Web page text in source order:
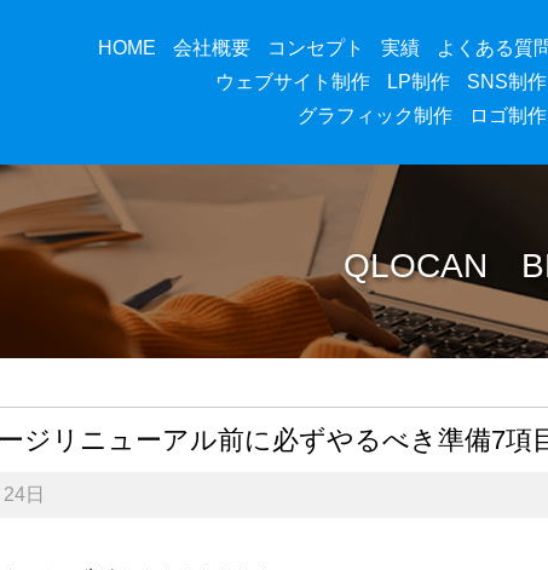
HOME 会社概要 コンセプト 実績 よくある質
ウェブサイト制作
LP制作 SNS制作
グラフィック制作
ロゴ制作
QLOCAN
ジリニューアル前に必ずやるべき準備7項
日